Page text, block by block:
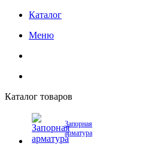
Каталог
Меню
Каталог товаров
Запорная
арматура